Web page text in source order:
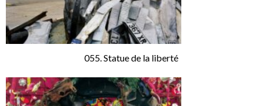
055. Statue de la liberté